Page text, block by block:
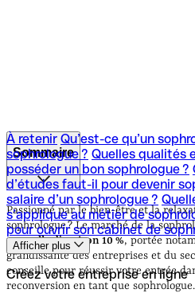
À retenir Qu’est-ce qu’un
sophrologue ? Quelles qualités
posséder un bon sophrologue ?
d’études faut-il pour devenir
salaire d’un sophrologue ?
s’applique au métier de
pour ouvrir son cabinet de
Afficher plus
Créez votre entreprise en ligne
Sommaire
À retenir Qu’est-ce qu’un
sophrologue ? Quelles qualités
posséder un bon sophrologue ?
d’études faut-il pour devenir
salaire d’un sophrologue ?
s’applique au métier de
pour ouvrir son cabinet de
Passionné par le bien-être et la
sophrologue ? Le marché de la
annuelle d’environ 10 %, portée
grandissante des entreprises et du
conseille pour réussir votre entrée
reconversion en tant que sophrologue.